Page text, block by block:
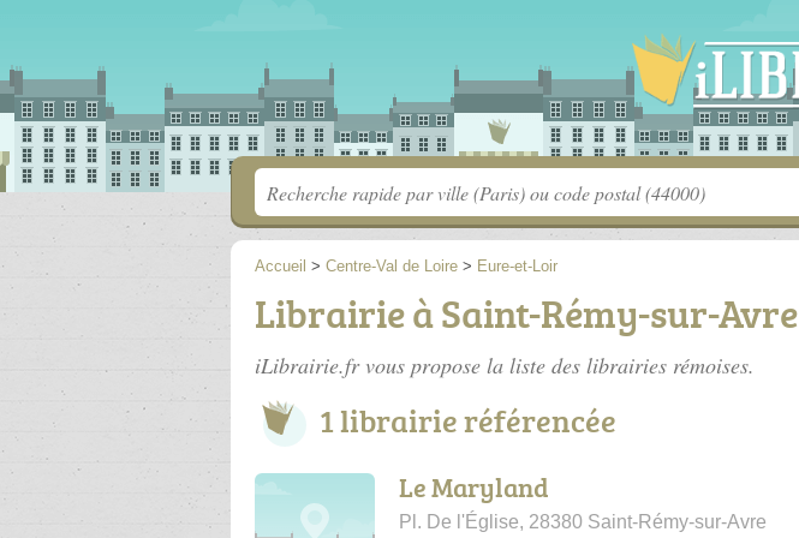
Accueil > Centre-Val de Loire > Eure-et-Loir
Librairie à Saint-Rémy-sur-Avre
iLibrairie.fr vous propose la liste des librairies rémoises.
1 librairie référencée
Le Maryland
Pl. De l'Église, 28380 Saint-Rémy-sur-Avre